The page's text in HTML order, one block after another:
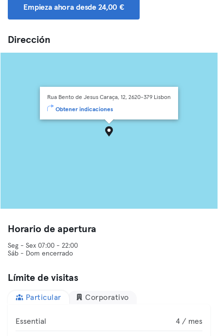
Empieza ahora desde 24,00 €
Dirección
Rua Bento de Jesus Caraça, 12, 2620-379 Lisbon
Obtener indicaciones
Horario de apertura
Seg - Sex 07:00 - 22:00
Sáb - Dom encerrado
Límite de visitas
Particular Corporativo
Essential 4 / mes